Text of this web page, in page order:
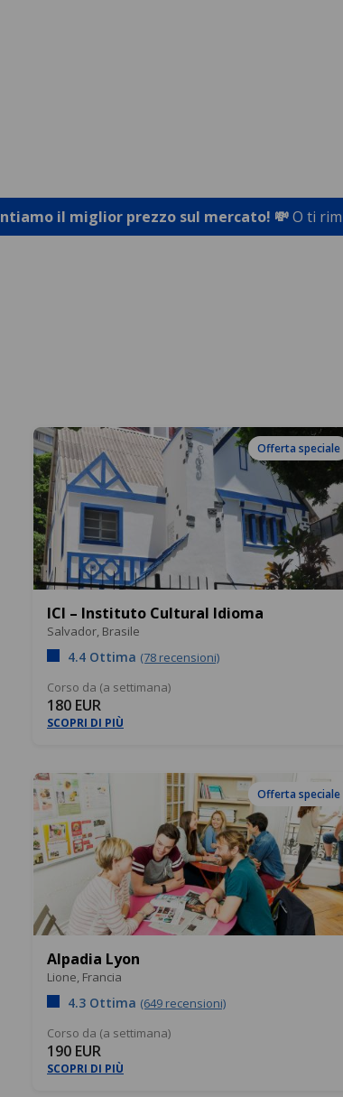
il miglior prezzo sul mercato! 💸O ti
Offerta speciale
ICI – Instituto Cultural Idioma
Salvador, Brasile
4.4 Ottima (78 recensioni)
Corso da (a settimana)
180 EUR
SCOPRI DI PIÙ
Offerta speciale
Alpadia Lyon
Lione, Francia
4.3 Ottima (649 recensioni)
Corso da (a settimana)
190 EUR
SCOPRI DI PIÙ